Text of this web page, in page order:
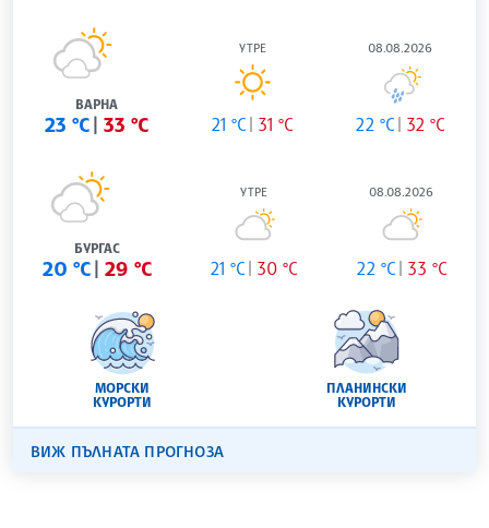
ВАРНА
23 °C 33 °C
УТРЕ
21 °C 31 °C
08.08.2026
22 °C 32 °C
БУРГАС
20 °C 29 °C
УТРЕ
21 °C 30 °C
08.08.2026
22 °C 33 °C
МОРСКИ
КУРОРТИ
ПЛАНИНСКИ
КУРОРТИ
ВИЖ ПЪЛНАТА ПРОГНОЗА